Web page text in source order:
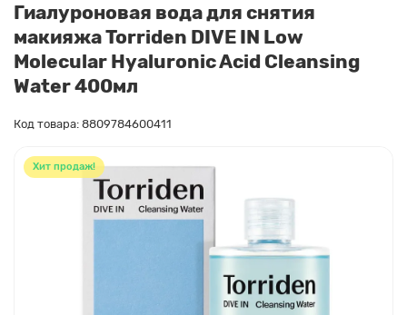
Гиалуроновая вода для снятия
макияжа Torriden DIVE IN Low
Molecular Hyaluronic Acid Cleansing
Water 400мл
Код товара: 8809784600411
Хит продаж!